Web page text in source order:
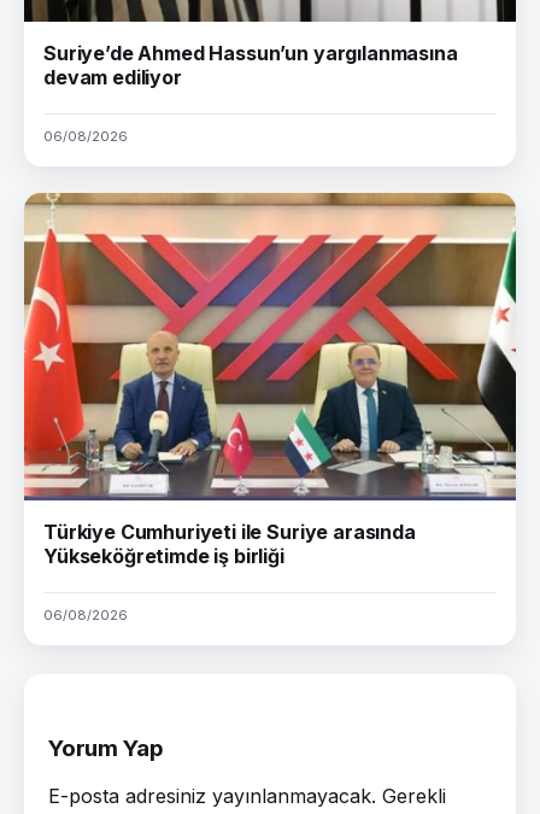
Suriye’de Ahmed Hassun’un yargılanmasına
devam ediliyor
06/08/2026
Türkiye Cumhuriyeti ile Suriye arasında
Yükseköğretimde iş birliği
06/08/2026
Yorum Yap
E-posta adresiniz yayınlanmayacak. Gerekli